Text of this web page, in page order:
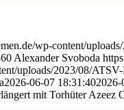
wp-content/
Alexander Svoboda
uploads/2023/08/
2026-06-07 18:31:402026-
mit Torhüter Azeez